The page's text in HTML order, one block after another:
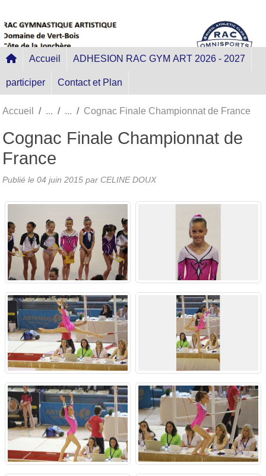
Accueil ADHESION RAC GYM ART 2026 - 2027
participer Contact et Plan
Accueil Cognac Finale Championnat de France
Cognac Finale Championnat de
France
Publié le 04 juin 2015 par CELINE DOUX